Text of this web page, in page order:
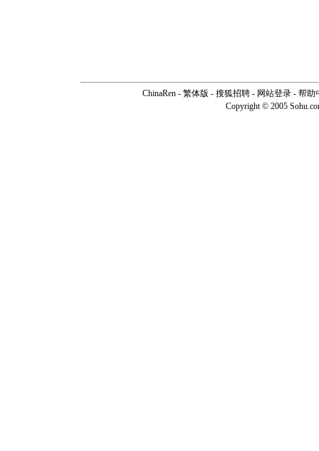
ChinaRen - 繁体版 - 搜狐招聘 - 网站登录 - 帮助
Copyright © 2005